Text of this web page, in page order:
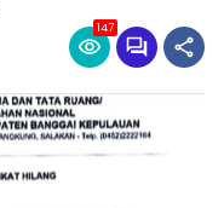
147